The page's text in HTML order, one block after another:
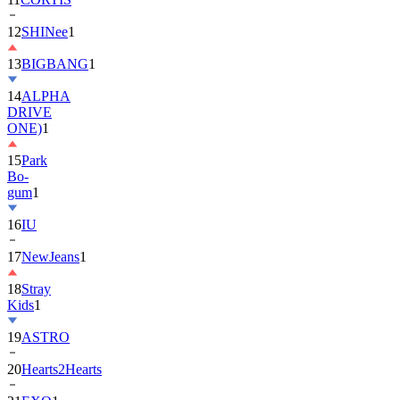
13BIGBANG
14ALPHA
DRIVE
ONE)1
15Park
Bo-
gum1
16IU
17NewJeans
18Stray
Kids
19ASTRO
20Hearts2Hearts
21EXO1